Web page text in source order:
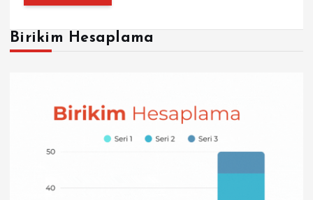
Birikim Hesaplama